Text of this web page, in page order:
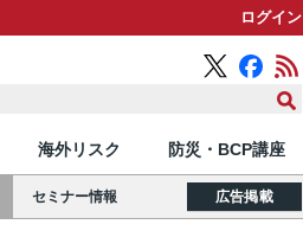
ログイン
海外リスク 防災・BCP講座
セミナー情報 広告掲載